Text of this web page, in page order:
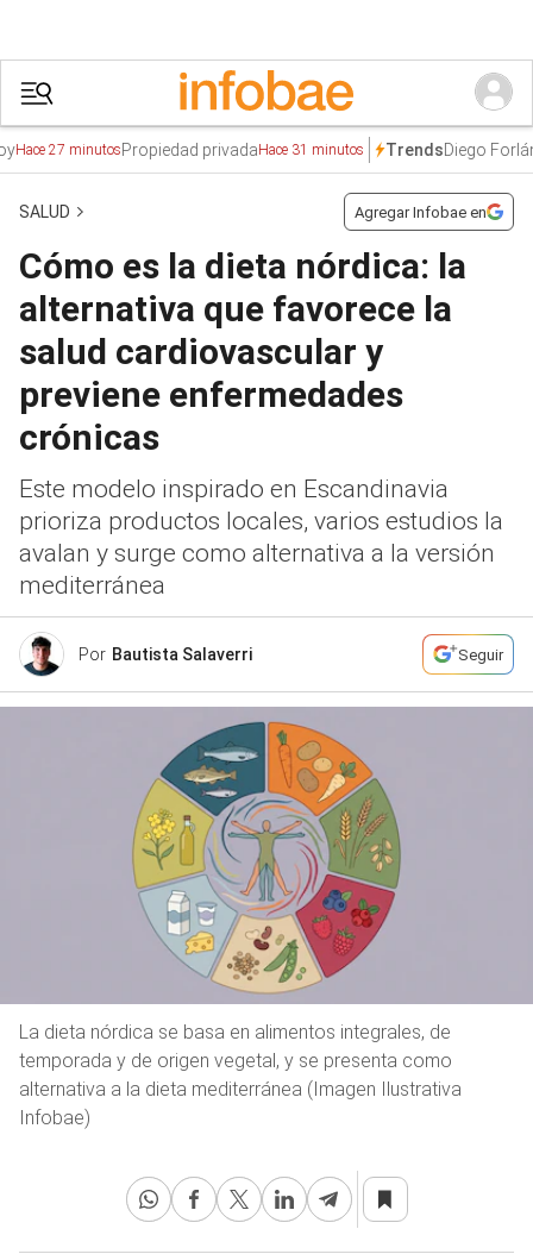
27 minutosPropiedad privadaHace 31 minutos TrendsDiego Forlán
SALUD Agregar Infobae en
Cómo es la dieta nórdica: la
alternativa que favorece la
salud cardiovascular y
previene enfermedades
crónicas
Este modelo inspirado en Escandinavia
prioriza productos locales, varios estudios la
avalan y surge como alternativa a la versión
mediterránea
Por Bautista Salaverri Seguir
La dieta nórdica se basa en alimentos integrales, de
temporada y de origen vegetal, y se presenta como
alternativa a la dieta mediterránea (Imagen Ilustrativa
Infobae)